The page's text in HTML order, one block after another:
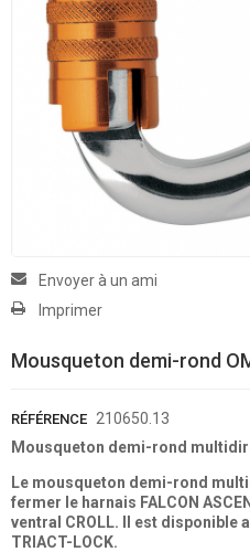
Envoyer à un ami
Imprimer
Mousqueton demi-rond
RÉFÉRENCE 210650.13
Mousqueton demi-rond
Le mousqueton demi-rond
fermer le harnais FALCON
ventral CROLL. Il est disponible
TRIACT-LOCK.